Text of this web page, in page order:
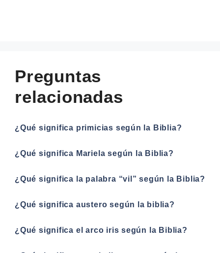
Preguntas
relacionadas
¿Qué significa primicias según la Biblia?
¿Qué significa Mariela según la Biblia?
¿Qué significa la palabra “vil” según la Biblia?
¿Qué significa austero según la biblia?
¿Qué significa el arco iris según la Biblia?